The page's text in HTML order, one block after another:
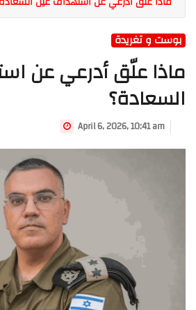
بوست و تغريدة
ماذا علّق أدرعي عن
السعادة؟
April 6, 2026, 10:41 am